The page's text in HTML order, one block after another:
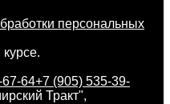
персональных
67-64+7 (905) 535-39-
Тракт",